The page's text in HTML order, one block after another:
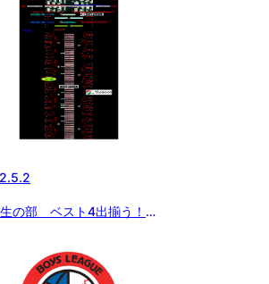
生の部 ベスト4出揃う！